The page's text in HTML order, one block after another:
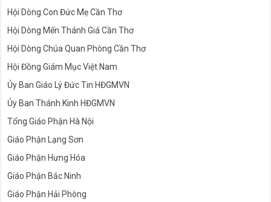
Hội Dòng Con Đức Mẹ Cần Thơ
Hội Dòng Mến Thánh Giá Cần Thơ
Hội Dòng Chúa Quan Phòng Cần Thơ
Hội Đồng Giám Mục Việt Nam
Ủy Ban Giáo Lý Đức Tin HĐGMVN
Ủy Ban Thánh Kinh HĐGMVN
Tổng Giáo Phận Hà Nội
Giáo Phận Lạng Sơn
Giáo Phận Hưng Hóa
Giáo Phận Bắc Ninh
Giáo Phận Hải Phòng